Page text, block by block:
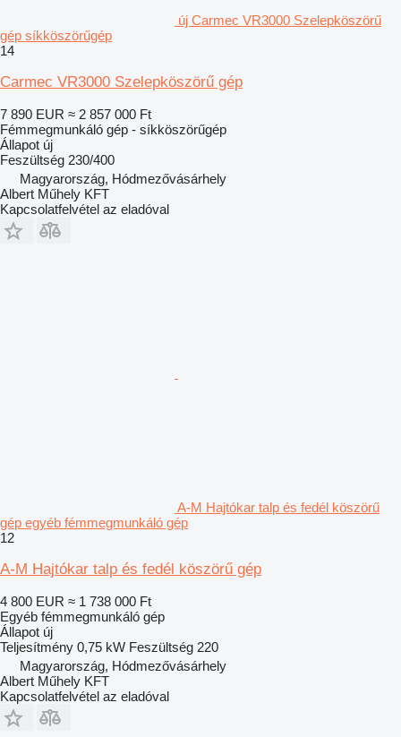
új Carmec VR3000 Szelepköszörű
gép síkköszörűgép
14
Carmec VR3000 Szelepköszörű gép
7 890 EUR ≈ 2 857 000 Ft
Fémmegmunkáló gép - síkköszörűgép
Állapot új
Feszültség 230/400
Magyarország, Hódmezővásárhely
Albert Műhely KFT
Kapcsolatfelvétel az eladóval
A-M Hajtókar talp és fedél köszörű
gép egyéb fémmegmunkáló gép
12
A-M Hajtókar talp és fedél köszörű gép
4 800 EUR ≈ 1 738 000 Ft
Egyéb fémmegmunkáló gép
Állapot új
Teljesítmény 0,75 kW Feszültség 220
Magyarország, Hódmezővásárhely
Albert Műhely KFT
Kapcsolatfelvétel az eladóval